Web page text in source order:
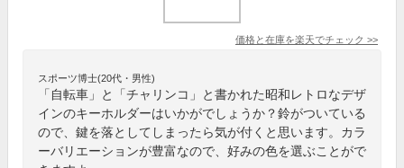
価格と在庫を楽天でチェック >>
スポーツ博士(20代・男性)
「自転車」と「チャリンコ」と書かれた昭和レトロなデザ
インのキーホルダーはいかがでしょうか？鈴がついている
ので、鍵を落としてしまったら気が付くと思います。カラ
ーバリエーションが豊富なので、好みの色を選ぶことがで